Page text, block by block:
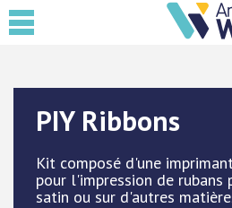
PIY Ribbons
Kit composé d'une
pour l'impression de rubans
satin ou sur d'autres